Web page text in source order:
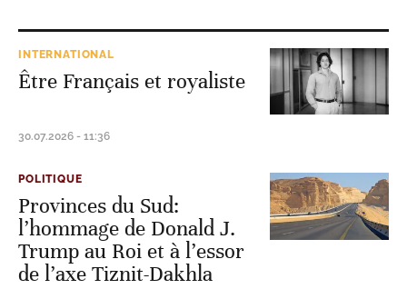
INTERNATIONAL
Être Français et royaliste
30.07.2026 - 11:36
POLITIQUE
Provinces du Sud:
l’hommage de Donald J.
Trump au Roi et à l’essor
de l’axe Tiznit-Dakhla